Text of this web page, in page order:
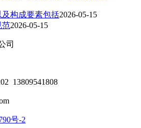
构成要素包括2026-05-15
范2026-05-15
司
13809541808
号-2